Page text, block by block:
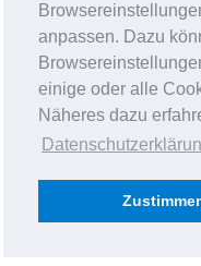
anpassen. Dazu
einige oder alle
Näheres dazu